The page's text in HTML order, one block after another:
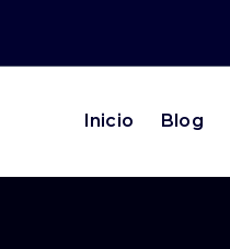
Inicio Blog